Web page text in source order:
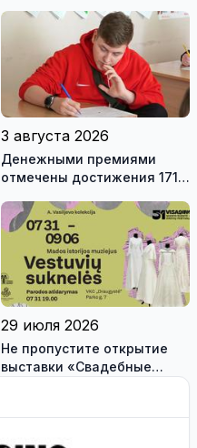
3 августа 2026
Денежными премиями
отмечены достижения 171
трех педагогов
29 июля 2026
Не пропустите открытие
выставки «Свадебные
платья» и лекцию историка
Васильева!